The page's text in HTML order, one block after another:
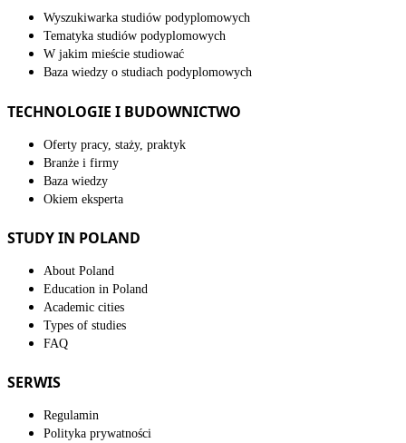
Wyszukiwarka studiów podyplomowych
Tematyka studiów podyplomowych
W jakim mieście studiować
Baza wiedzy o studiach podyplomowych
TECHNOLOGIE I BUDOWNICTWO
Oferty pracy, staży, praktyk
Branże i firmy
Baza wiedzy
Okiem eksperta
STUDY IN POLAND
About Poland
Education in Poland
Academic cities
Types of studies
FAQ
SERWIS
Regulamin
Polityka prywatności